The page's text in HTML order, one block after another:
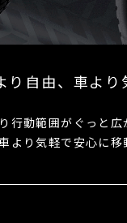
り⾃由、⾞よ
⾏動範囲がぐっと広
より気軽で安⼼に移